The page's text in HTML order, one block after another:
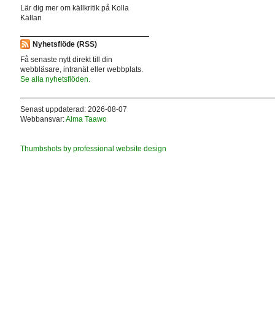
Lär dig mer om källkritik på Kolla
Källan
Nyhetsflöde (RSS)
Få senaste nytt direkt till din
webbläsare, intranät eller webbplats.
Se alla nyhetsflöden.
Senast uppdaterad: 2026-08-07
Webbansvar:Alma Taawo
Thumbshots by professional website design